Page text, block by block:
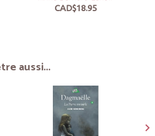
CAD$18.95
aussi...